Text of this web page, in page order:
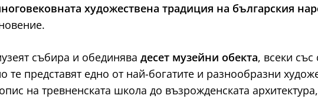
художествена традиция на българския
събира и обединява десет музейни обекта, всеки със
представят едно от най-богатите и разнообразни
на тревненската школа до възрожденската